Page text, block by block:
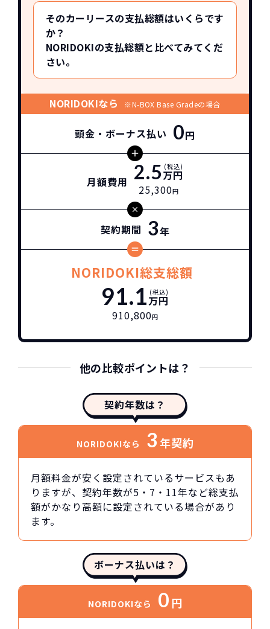
そのカーリースの支払総額はいくらです
か？
NORIDOKIの支払総額と比べてみてくだ
さい。
NORIDOKIなら ※N-BOX Base Gradeの場合
頭金・ボーナス払い 0円
月額費用 2.5万円
(税込)
25,300円
契約期間 3年
NORIDOKI総支総額
91.1万円
(税込)
910,800円
他の比較ポイントは？
契約年数は？
NORIDOKIなら 3 年契約
月額料金が安く設定されているサービスもあ
りますが、契約年数が5・7・11年など総支払
額がかなり高額に設定されている場合があり
ます。
ボーナス払いは？
NORIDOKIなら 0円